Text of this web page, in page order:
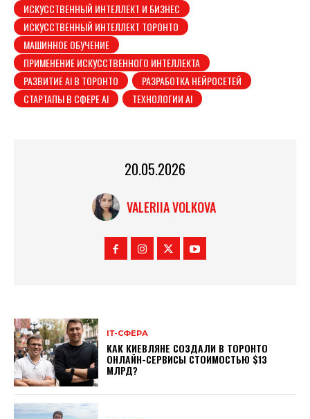
ИСКУССТВЕННЫЙ ИНТЕЛЛЕКТ И БИЗНЕС
ИСКУССТВЕННЫЙ ИНТЕЛЛЕКТ ТОРОНТО
МАШИННОЕ ОБУЧЕНИЕ
ПРИМЕНЕНИЕ ИСКУССТВЕННОГО ИНТЕЛЛЕКТА
РАЗВИТИЕ AI В ТОРОНТО
РАЗРАБОТКА НЕЙРОСЕТЕЙ
СТАРТАПЫ В СФЕРЕ AI
ТЕХНОЛОГИИ AI
20.05.2026
VALERIIA VOLKOVA
ІТ-СФЕРА
КАК КИЕВЛЯНЕ СОЗДАЛИ В ТОРОНТО
ОНЛАЙН-СЕРВИСЫ СТОИМОСТЬЮ $13
МЛРД?